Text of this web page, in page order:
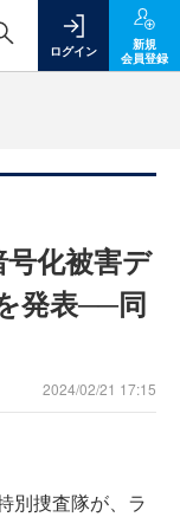
ログイン
新規
会員登録
化被害デ
発表──同
2024/02/21 17:15
別捜査隊が、ラ